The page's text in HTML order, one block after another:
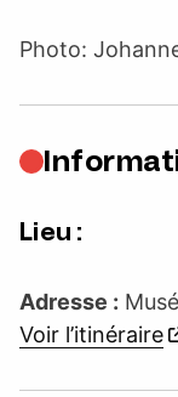
Photo:
Lieu :
Adresse :
Voir l’itinéraire